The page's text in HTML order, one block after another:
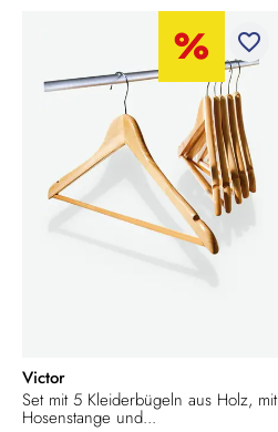
favorite_border
Victor
Set mit 5 Kleiderbügeln aus Holz, mit
Hosenstange und...